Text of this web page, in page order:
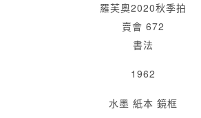
羅芙奧2020秋季拍
賣會 672
書法
1962
水墨 紙本 鏡框